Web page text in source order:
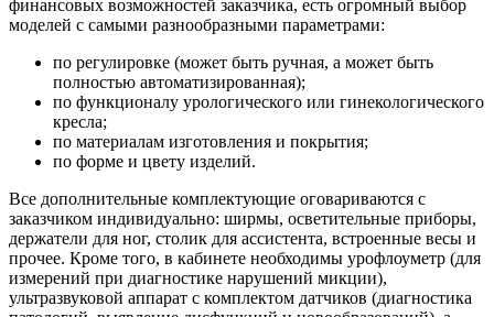
финансовых возможностей заказчика, есть огромный выбор
моделей с самыми разнообразными параметрами:
по регулировке (может быть ручная, а может быть
полностью автоматизированная);
по функционалу урологического или гинекологического
кресла;
по материалам изготовления и покрытия;
по форме и цвету изделий.
Все дополнительные комплектующие оговариваются с
заказчиком индивидуально: ширмы, осветительные приборы,
держатели для ног, столик для ассистента, встроенные весы и
прочее. Кроме того, в кабинете необходимы урофлоуметр (для
измерений при диагностике нарушений микции),
ультразвуковой аппарат с комплектом датчиков (диагностика